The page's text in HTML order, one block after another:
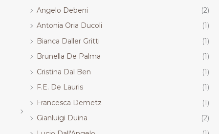
Angelo Debeni
(2)
Antonia Oria Ducoli
(1)
Bianca Daller Gritti
(1)
Brunella De Palma
(1)
Cristina Dal Ben
(1)
F.E. De Lauris
(1)
Francesca Demetz
(1)
Gianluigi Duina
(2)